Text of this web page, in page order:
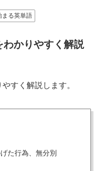
まる英単語
わかりやすく解説
すく解説します。
た行為、無分別